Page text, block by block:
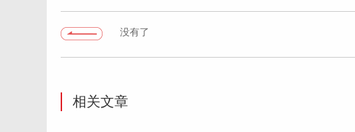
没有了
相关文章